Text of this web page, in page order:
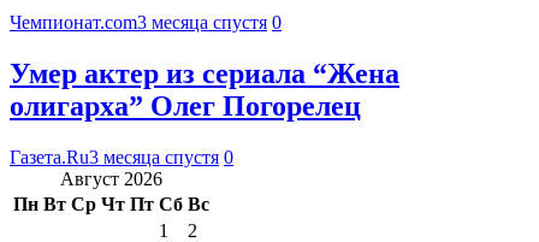
Чемпионат.com3 месяца спустя 0
Умер актер из сериала “Жена
олигарха” Олег Погорелец
Газета.Ru3 месяца спустя 0
Август 2026
Пн Вт Ср Чт Пт Сб Вс
1
2